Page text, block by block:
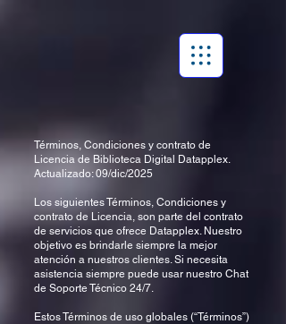
Términos, Condiciones y contrato de
Licencia de Biblioteca Digital Datapplex.
Actualizado: 09/dic/2025
Los siguientes Términos, Condiciones y
contrato de Licencia, son parte del contrato
de servicios que ofrece Datapplex. Nuestro
objetivo es brindarle siempre la mejor
atención a nuestros clientes. Si necesita
asistencia siempre puede usar nuestro Chat
de Soporte Técnico 24/7.
Estos Términos de uso globales (“Términos”)